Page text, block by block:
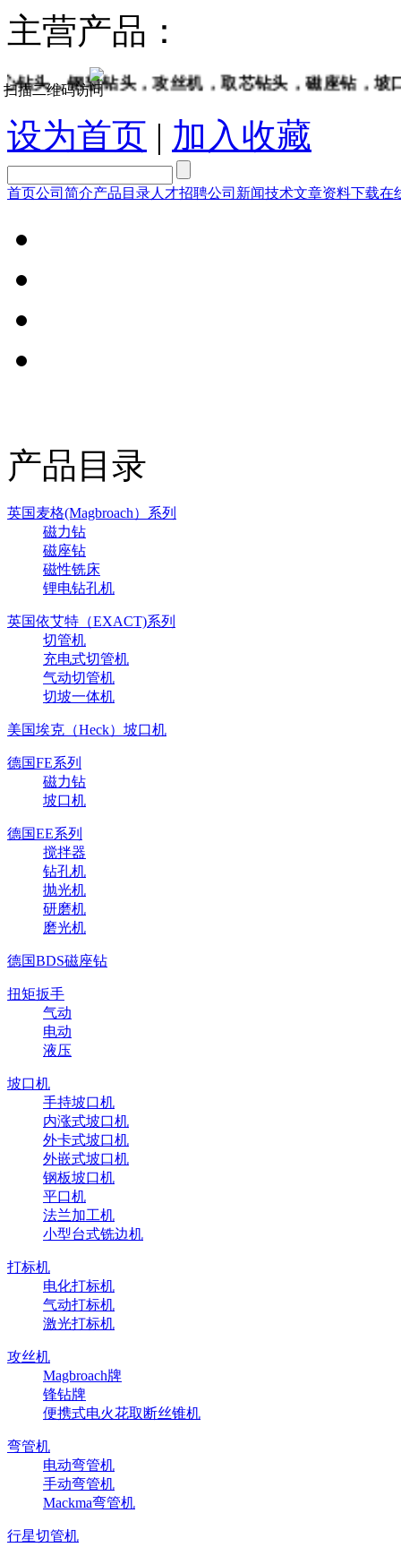
主营产品：
钢轨钻头，攻丝机，取芯钻头，磁座钻，坡口机，
设为首页 | 加入收藏
首页公司简介产品目录人才招聘公司新闻技术文章资料下载在
产品目录
英国麦格(Magbroach）系列
磁力钻
磁座钻
磁性铣床
锂电钻孔机
英国依艾特（EXACT)系列
切管机
充电式切管机
气动切管机
切坡一体机
美国埃克（Heck）坡口机
德国FE系列
磁力钻
坡口机
德国EE系列
搅拌器
钻孔机
抛光机
研磨机
磨光机
德国BDS磁座钻
扭矩扳手
气动
电动
液压
坡口机
手持坡口机
内涨式坡口机
外卡式坡口机
外嵌式坡口机
钢板坡口机
平口机
法兰加工机
小型台式铣边机
打标机
电化打标机
气动打标机
激光打标机
攻丝机
Magbroach牌
锋钻牌
便携式电火花取断丝锥机
弯管机
电动弯管机
手动弯管机
Mackma弯管机
行星切管机
扫描二维码访问